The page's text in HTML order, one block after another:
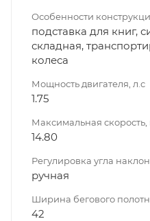
Особенности
подставка для книг,
складная,
колеса
Мощность двигателя, л.с
1.75
Максимальная скорость,
14.80
Регулировка угла
ручная
Ширина бегового
42